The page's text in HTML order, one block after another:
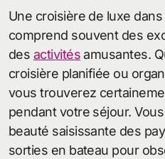
Une croisière de luxe dans
comprend souvent des
des activitésamusantes.
croisière planifiée ou
vous trouverez
pendant votre séjour.
beauté saisissante des
sorties en bateau pour